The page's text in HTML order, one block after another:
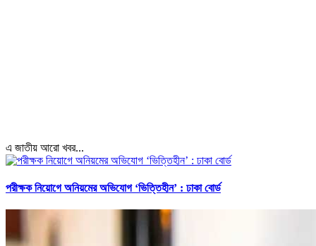
এ জাতীয় আরো খবর...
পরীক্ষক নিয়োগে অনিয়মের অভিযোগ ‘ভিত্তিহীন’ : ঢাকা বোর্ড